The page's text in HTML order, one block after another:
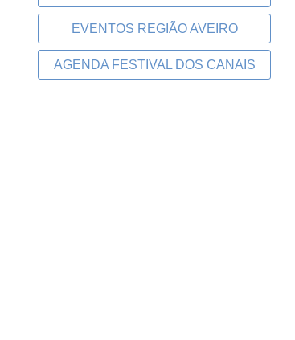
EVENTOS REGIÃO AVEIRO
AGENDA FESTIVAL DOS CANAIS